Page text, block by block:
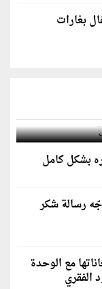
منهم 3 أطفال بغارات
بشكل كامل
رسالة شكر
مع الوحدة
الفقري